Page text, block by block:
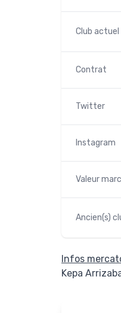
Club actuel
Contrat
Twitter
Instagram
Valeur
Ancien(s)
Infos
Kepa